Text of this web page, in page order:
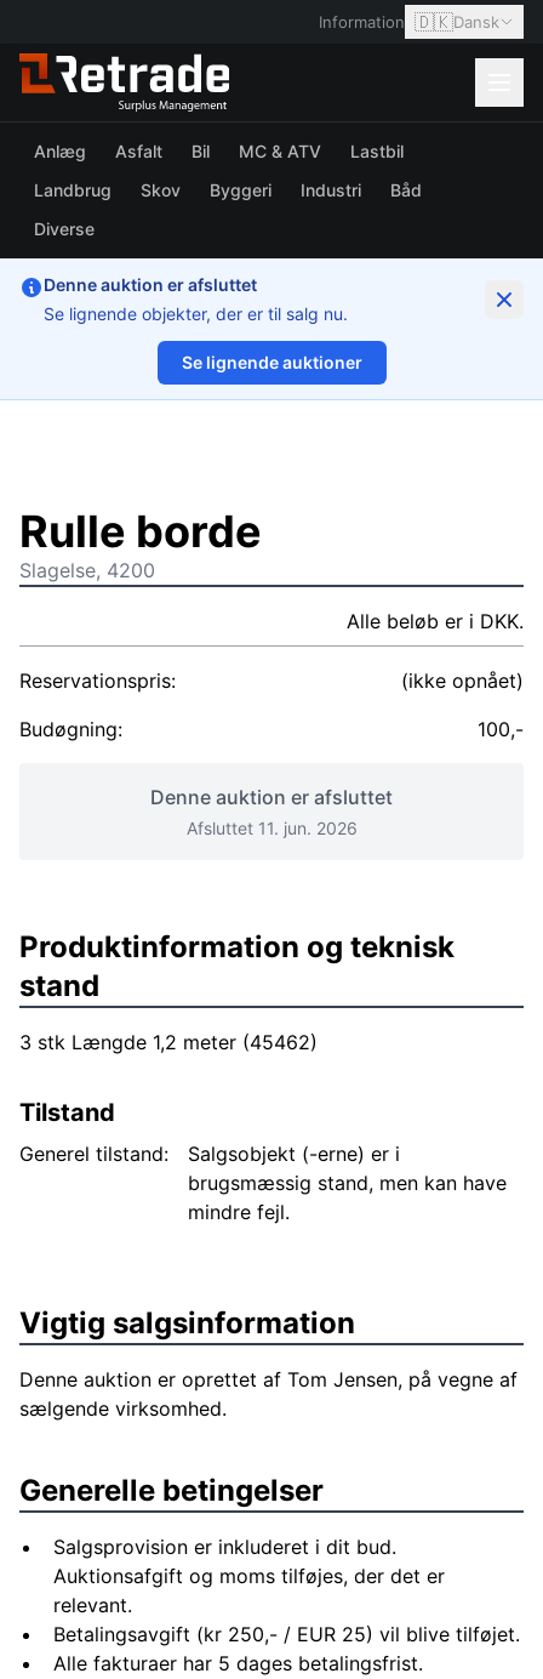
Information 🇩🇰Dansk
Anlæg Asfalt Bil MC & ATV
Lastbil
Landbrug
Skov Byggeri Industri
Båd
Diverse
Denne auktion er afsluttet
Se lignende objekter, der er til salg nu.
Se lignende auktioner
1/3
Rulle borde
Slagelse, 4200
Alle beløb er i DKK.
Reservationspris:
(ikke opnået)
Budøgning:
100,-
Denne auktion er afsluttet
Afsluttet 11. jun. 2026
Produktinformation og teknisk
stand
3 stk Længde 1,2 meter (45462)
Tilstand
Generel tilstand:
Salgsobjekt (-erne) er i
brugsmæssig stand, men kan have
mindre fejl.
Vigtig salgsinformation
Denne auktion er oprettet af Tom Jensen, på vegne af
sælgende virksomhed.
Generelle betingelser
Salgsprovision er inkluderet i dit bud.
Auktionsafgift og moms tilføjes, der det er
relevant.
Betalingsavgift (kr 250,- / EUR 25) vil blive tilføjet.
Alle fakturaer har 5 dages betalingsfrist.